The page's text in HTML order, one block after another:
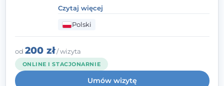
kontakcie z pacjentem najważniejsze są dla
mnie serdeczność, zrozumienie i atmosfera
pełna ciepła. Wierzę, że skuteczna terapia
to wspólne działanie - razem tworzymy
zespół, który szuka rozwiązań.
Czytaj więcej
Polski
od 200 zł/ wizyta
ONLINE I STACJONARNIE
Umów wizytę